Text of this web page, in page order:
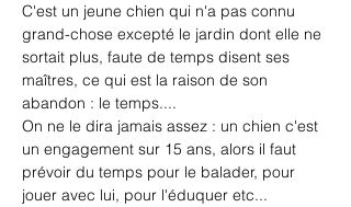
C'est un jeune chien qui n'a pas connu
grand-chose excepté le jardin dont elle ne
sortait plus, faute de temps disent ses
maîtres, ce qui est la raison de son
abandon : le temps....
On ne le dira jamais assez : un chien c'est
un engagement sur 15 ans, alors il faut
prévoir du temps pour le balader, pour
jouer avec lui, pour l'éduquer etc...